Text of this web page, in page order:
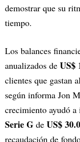
demostrar que su
tiempo.
Los balances
anualizados de US$
clientes que gastan
según informa Jon
crecimiento ayudó
Serie G de US$
recaudación de